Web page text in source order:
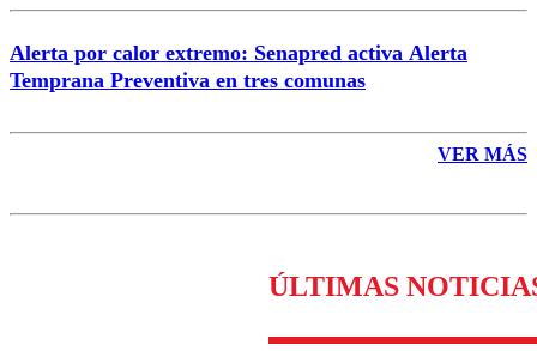
Alerta por calor extremo: Senapred activa Alerta
Temprana Preventiva en tres comunas
VER MÁS
ÚLTIMAS